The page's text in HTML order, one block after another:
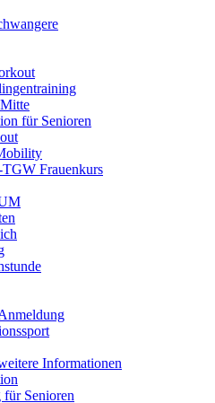
für Senioren
Frauenkurs
Informationen
Senioren